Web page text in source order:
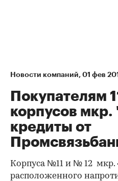
Новости компаний⁠, 01 фев
Покупателям
корпусов
кредиты от
Корпуса №11 и № 12 мкр.
расположенного